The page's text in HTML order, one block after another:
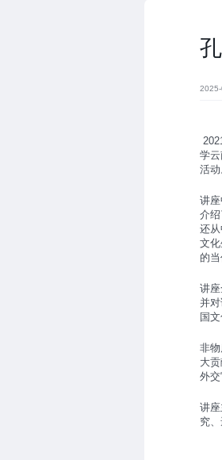
学
活动
讲
介
还
文
的
讲
并
国
非
大
外
讲
究